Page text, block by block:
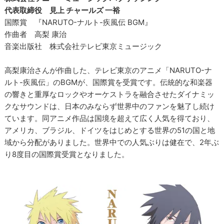
代表取締役 見上 チャールズ 一裕
国際賞 『NARUTO-ナルト-疾風伝 BGM』
作曲者 高梨 康治
音楽出版社 株式会社テレビ東京ミュージック
高梨康治さんが作曲した、テレビ東京のアニメ「NARUTO-ナ
ルト-疾風伝」のBGMが、国際賞を受賞です。伝統的な和楽器
の響きと重厚なロックやオーケストラを融合させたダイナミッ
クなサウンドは、日本のみならず世界中のファンを魅了し続け
ています。同アニメ作品は国境を超えて広く人気を得ており、
アメリカ、ブラジル、ドイツをはじめとする世界の51の国と地
域から分配がありました。世界中での人気ぶりは健在で、2年ぶ
り8度目の国際賞受賞となりました。